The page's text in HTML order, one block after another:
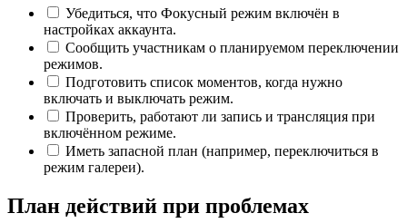
Убедиться, что Фокусный режим включён в
настройках аккаунта.
Сообщить участникам о планируемом переключении
режимов.
Подготовить список моментов, когда нужно
включать и выключать режим.
Проверить, работают ли запись и трансляция при
включённом режиме.
Иметь запасной план (например, переключиться в
режим галереи).
План действий при проблемах